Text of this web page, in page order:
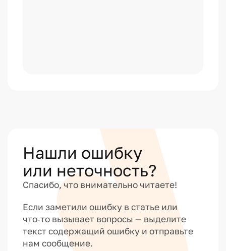
Нашли ошибку
или неточность?
Спасибо, что внимательно читаете!
Если заметили ошибку в статье или
что‑то вызывает вопросы — выделите
текст содержащий ошибку и отправьте
нам сообщение.